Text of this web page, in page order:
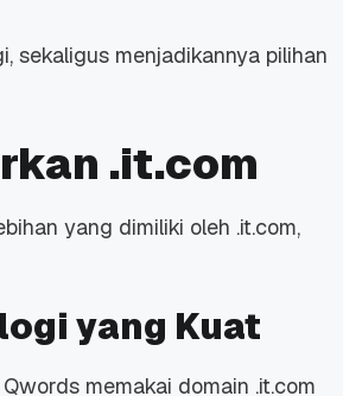
sekaligus menjadikannya pilihan
.it.com
yang dimiliki oleh .it.com,
yang Kuat
memakai domain .it.com